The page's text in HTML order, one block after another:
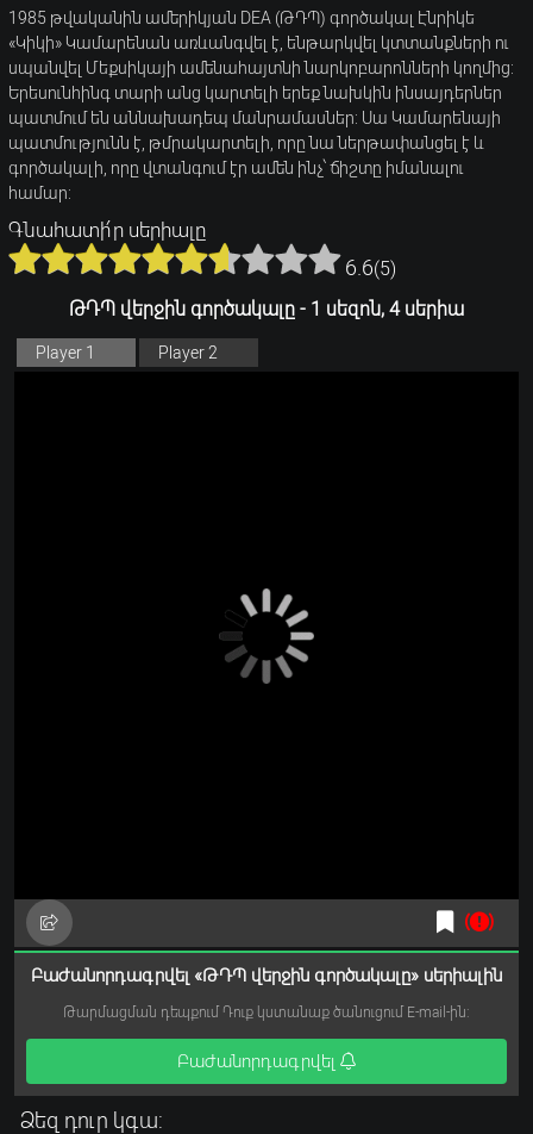
1985 թվականին ամերիկյան DEA (ԹԴՊ) գործակալ Էնրիկե
«Կիկի» Կամարենան առևանգվել է, ենթարկվել կտտանքների ու
սպանվել Մեքսիկայի ամենահայտնի նարկոբարոնների կողմից:
Երեսունհինգ տարի անց կարտելի երեք նախկին ինսայդերներ
պատմում են աննախադեպ մանրամասներ: Սա Կամարենայի
պատմությունն է, թմրակարտելի, որը նա ներթափանցել է և
գործակալի, որը վտանգում էր ամեն ինչ՝ ճիշտը իմանալու
համար:
Գնահատի՛ր սերիալը
6.6(5)
ԹԴՊ վերջին գործակալը - 1 սեզոն, 4 սերիա
Player 1 Player 2
Բաժանորդագրվել «ԹԴՊ վերջին գործակալը» սերիալին
Թարմացման դեպքում Դուք կստանաք ծանուցում E-mail-ին:
Բաժանորդագրվել
Ձեզ դուր կգա: